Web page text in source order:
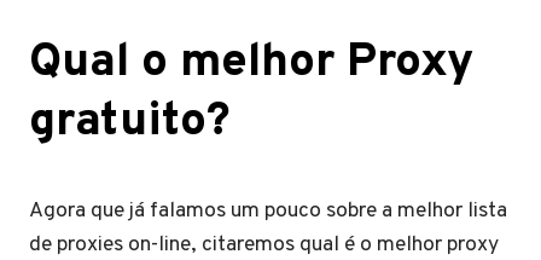
Qual o melhor Proxy
gratuito?
Agora que já falamos um pouco sobre a melhor lista
de proxies on-line, citaremos qual é o melhor proxy